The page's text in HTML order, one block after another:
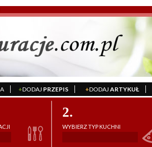
+DODAJ PRZEPIS +DODAJ ARTYKUŁ
2.
WYBIERZ TYP KUCHNI